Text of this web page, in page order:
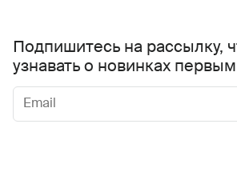
Подпишитесь на рассылку,
узнавать о новинках